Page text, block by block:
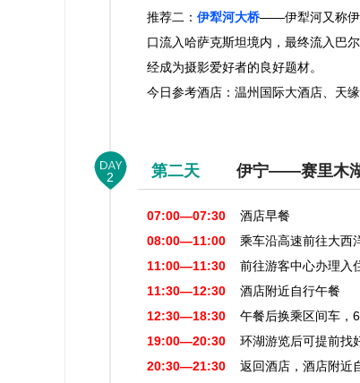
推荐二： 伊犁河大桥——伊犁河又称伊
口流入哈萨克斯坦境内，最终流入巴
经成为摄影爱好者的良好题材。
今日参考酒店：温州国际大酒店、天
2 第二天 伊宁——赛里木湖
07:00—07:30 酒店早餐
08:00—11:00
乘车沿高速前往大
11:00—11:30 前往游客中心办理入
11:30—12:30 酒店附近自行午餐
12:30—18:30 午餐后换乘区间车，
19:00—20:30 环湖游览后可提前找
20:30—21:30 返回酒店，酒店附